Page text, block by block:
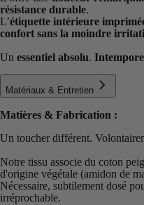
résistance durable.
L’étiquette intérieure
confort sans la moindre
Un essentiel absolu.
Matériaux & Entretien
Matières & Fabrication :
Un toucher différent.
Notre tissu associe du coton
d'origine végétale (amidon de
Nécessaire, subtilement dosé
irréprochable.